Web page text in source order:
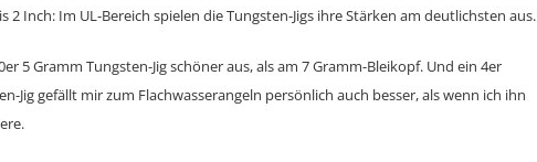
2 Inch: Im UL-Bereich spielen die Tungsten-Jigs ihre Stärken am deutlichsten aus.
5 Gramm Tungsten-Jig schöner aus, als am 7 Gramm-Bleikopf. Und ein 4er
Jig gefällt mir zum Flachwasserangeln persönlich auch besser, als wenn ich ihn